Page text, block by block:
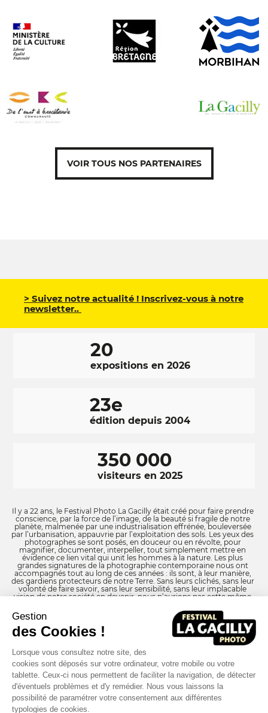
Gestion
des Cookies !
Lorsque vous consultez notre site, des
cookies sont déposés sur votre ordinateur, votre mobile ou votre
tablette. Ceux-ci nous permettent de faciliter la navigation, de détecter
d'éventuels problèmes et d'y remédier. Nous vous laissons la
possibilité de paramétrer votre consentement aux différentes
typologies de cookies.
VOIR TOUS NOS PARTENAIRES
> Suivez notre actualité ! Inscrivez-vous à notre
newsletter..
20
expositions en 2026
23e
édition depuis 2004
350 000
visiteurs en 2025
Il y a 22 ans, le Festival Photo La Gacilly était créé pour faire prendre
conscience, par la force de l’image, de la beauté si fragile de notre
planète, malmenée par une industrialisation effrénée, bouleversée
par l’urbanisation, appauvrie par l’exploitation des sols. Les yeux des
photographes se sont posés, en douceur ou en révolte, pour
magnifier, documenter, interpeller, tout simplement mettre en
évidence ce lien vital qui unit les hommes à la nature. Les plus
grandes signatures de la photographie contemporaine nous ont
accompagnés tout au long de ces années : ils sont, à leur manière,
des gardiens protecteurs de notre Terre. Sans leurs clichés, sans leur
volonté de faire savoir, sans leur sensibilité, sans leur implacable
vision de notre société en devenir, nous n’aurions pas cette même
dernières forêts millénaires encore inviolées, ou du miracle de la vie ;
nous n’aurions pas non plus cette connaissance des tragédies qui se
jouent, de ces villes inhumaines où s’entassent des populations
toujours plus nombreuses, de ces grands travaux qui détruisent
parfois tout un écosystème, de ces pollutions qui mettent en danger
notre patrimoine commun.
RÉSEAUX
SOCIAUX
FacebookLinkedInInstagram